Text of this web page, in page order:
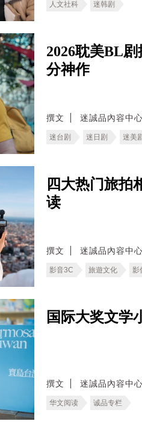
人文社科 迷韩剧
2026耽美BL
分神作
撰文 迷誠品內容中心
迷台剧 迷日剧 迷美
四大热门旅拍
读
撰文 迷誠品內容中心
影音3C 旅遊文化 影
国际大奖文学
撰文 迷誠品內容中心
华文阅读 诚品专栏